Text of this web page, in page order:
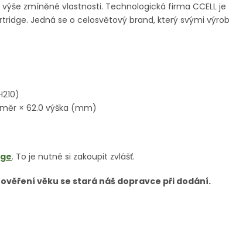
zmíněné vlastnosti. Technologická firma CCELL je
Jedná se o celosvětový brand, který svými
× 62.0 výška (mm)
. To je nutné si zakoupit zvlášť.
věku se stará náš dopravce při dodání.